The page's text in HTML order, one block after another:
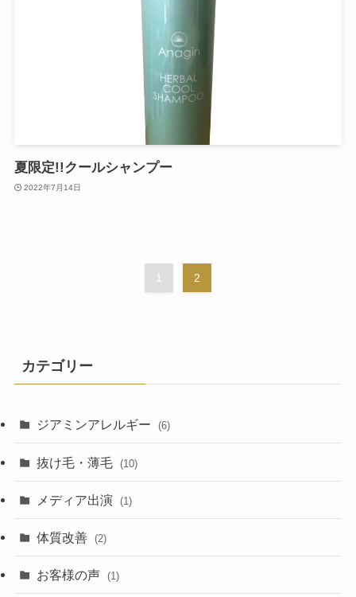
夏限定!!クールシャンプー
2022年7月14日
1 2
カテゴリー
ジアミンアレルギー (6)
抜け毛・薄毛 (10)
メディア出演 (1)
体質改善 (2)
お客様の声 (1)